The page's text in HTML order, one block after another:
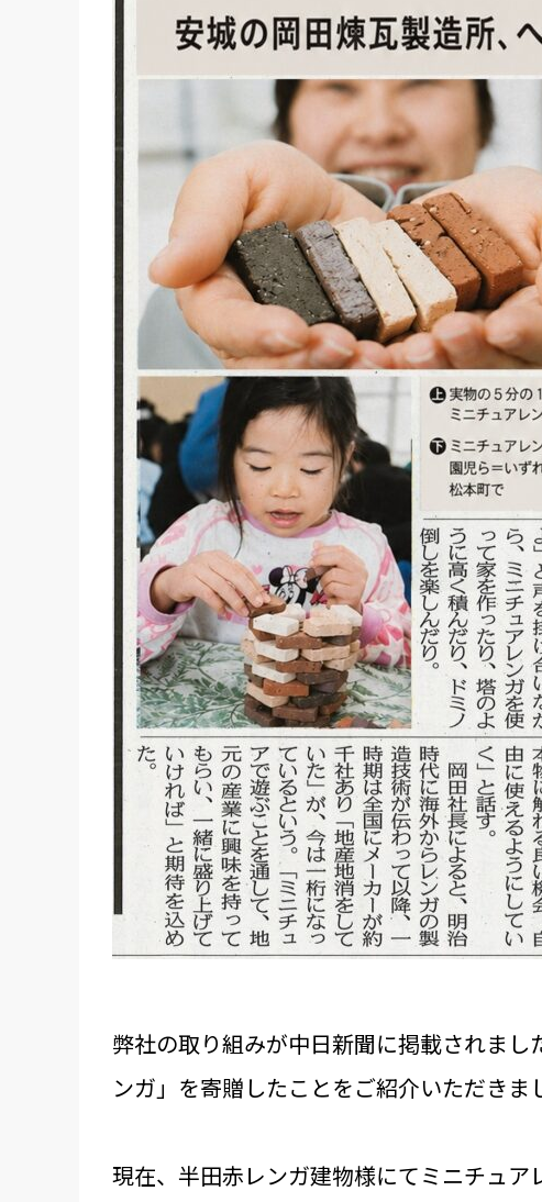
弊社の取り組みが中日新聞に掲載されま
ンガ」を寄贈したことをご紹介いただきま
現在、半田赤レンガ建物様にてミニチュ